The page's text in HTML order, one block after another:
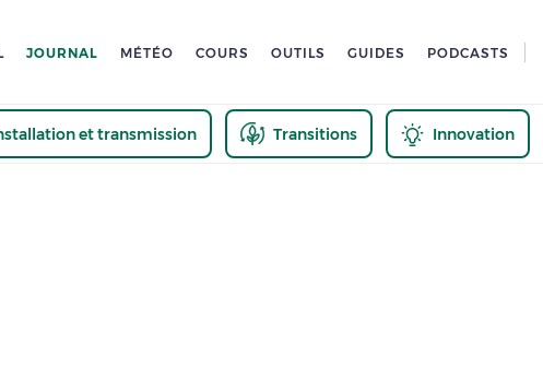
JOURNAL MÉTÉO COURS OUTILS GUIDES PODCASTS
et transmission Transitions Innovation